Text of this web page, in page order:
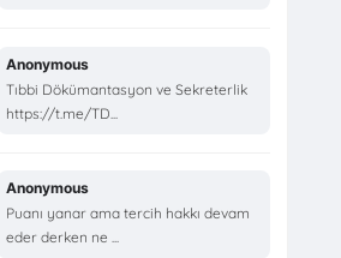
Anonymous
Tıbbi Dökümantasyon ve Sekreterlik
https://t.me/TD...
Anonymous
Puanı yanar ama tercih hakkı devam
eder derken ne ...